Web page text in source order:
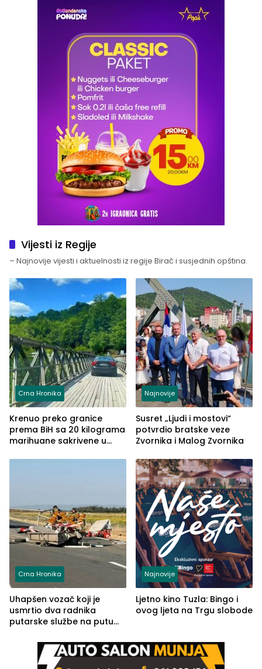
Vijesti iz Regije
– Najnovije vijesti i aktuelnosti iz regije Birač i susjednih opština.
Crna Hronika
Krenuo preko granice
prema BiH sa 20 kilograma
marihuane sakrivene u
Najnovije
Susret „Ljudi i mostovi“
potvrdio bratske veze
Zvornika i Malog Zvornika
Crna Hronika
Uhapšen vozač koji je
usmrtio dva radnika
putarske službe na putu
(FOTO)
Najnovije
Ljetno kino Tuzla: Bingo i
ovog ljeta na Trgu slobode